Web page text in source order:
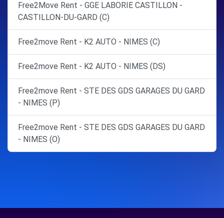
Free2Move Rent - GGE LABORIE CASTILLON -
CASTILLON-DU-GARD (C)
Free2move Rent - K2 AUTO - NIMES (C)
Free2move Rent - K2 AUTO - NIMES (DS)
Free2move Rent - STE DES GDS GARAGES DU GARD
- NIMES (P)
Free2move Rent - STE DES GDS GARAGES DU GARD
- NIMES (O)